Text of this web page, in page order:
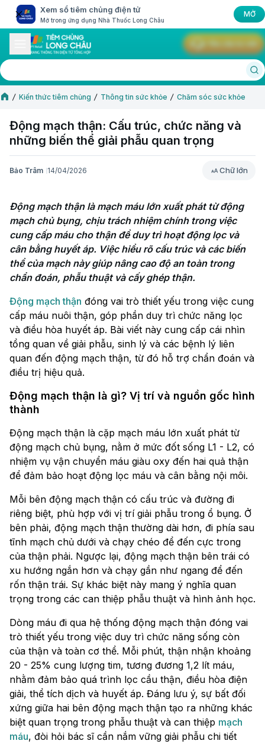
Xem sổ tiêm chủng điện tử
Mở trong ứng dụng Nhà Thuốc Long Châu
MỞ
Kiến thức tiêm chủng Thông tin sức khỏe Chăm sóc sức khỏe
Động mạch thận: Cấu trúc, chức năng và
những biến thể giải phẫu quan trọng
Bảo Trâm 14/04/2026 Chữ lớn
Chữ lớn
Động mạch thận là mạch máu lớn xuất phát từ động
mạch chủ bụng, chịu trách nhiệm chính trong việc
cung cấp máu cho thận để duy trì hoạt động lọc và
cân bằng huyết áp. Việc hiểu rõ cấu trúc và các biến
thể của mạch này giúp nâng cao độ an toàn trong
chẩn đoán, phẫu thuật và cấy ghép thận.
Động mạch thận đóng vai trò thiết yếu trong việc cung
cấp máu nuôi thận, góp phần duy trì chức năng lọc
và điều hòa huyết áp. Bài viết này cung cấp cái nhìn
tổng quan về giải phẫu, sinh lý và các bệnh lý liên
quan đến động mạch thận, từ đó hỗ trợ chẩn đoán và
điều trị hiệu quả.
Động mạch thận là gì? Vị trí và nguồn gốc hình
thành
Động mạch thận là cặp mạch máu lớn xuất phát từ
động mạch chủ bụng, nằm ở mức đốt sống L1 - L2, có
nhiệm vụ vận chuyển máu giàu oxy đến hai quả thận
để đảm bảo hoạt động lọc máu và cân bằng nội môi.
Mỗi bên động mạch thận có cấu trúc và đường đi
riêng biệt, phù hợp với vị trí giải phẫu trong ổ bụng. Ở
bên phải, động mạch thận thường dài hơn, đi phía sau
tĩnh mạch chủ dưới và chạy chéo để đến cực trong
của thận phải. Ngược lại, động mạch thận bên trái có
xu hướng ngắn hơn và chạy gần như ngang để đến
rốn thận trái. Sự khác biệt này mang ý nghĩa quan
trọng trong các can thiệp phẫu thuật và hình ảnh học.
Dòng máu đi qua hệ thống động mạch thận đóng vai
trò thiết yếu trong việc duy trì chức năng sống còn
của thận và toàn cơ thể. Mỗi phút, thận nhận khoảng
20 - 25% cung lượng tim, tương đương 1,2 lít máu,
nhằm đảm bảo quá trình lọc cầu thận, điều hòa điện
giải, thể tích dịch và huyết áp. Đáng lưu ý, sự bất đối
xứng giữa hai bên động mạch thận tạo ra những khác
biệt quan trọng trong phẫu thuật và can thiệp mạch
máu, đòi hỏi bác sĩ cần nắm vững giải phẫu chi tiết